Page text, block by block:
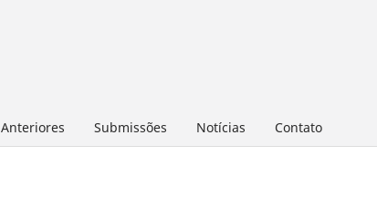
Anteriores Submissões Notícias Contato